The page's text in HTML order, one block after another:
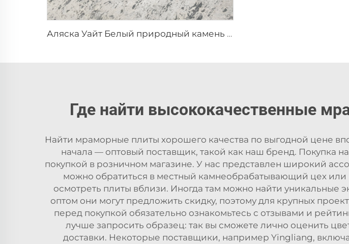
Аляска Уайт Белый природный камень мрамор с пятнистой серой фрагментированной текстурой
Где найти высококачественные
Найти мраморные плиты хорошего качества по выгодной цене
начала — оптовый поставщик, такой как наш бренд. Покупка
покупкой в розничном магазине. У нас представлен широкий
можно обратиться в местный камнеобрабатывающий цех
осмотреть плиты вблизи. Иногда там можно найти уникальные
оптом они могут предложить скидку, поэтому для крупных
перед покупкой обязательно ознакомьтесь с отзывами и
лучше запросить образец: так вы сможете лично оценить
доставки. Некоторые поставщики, например Yingliang,